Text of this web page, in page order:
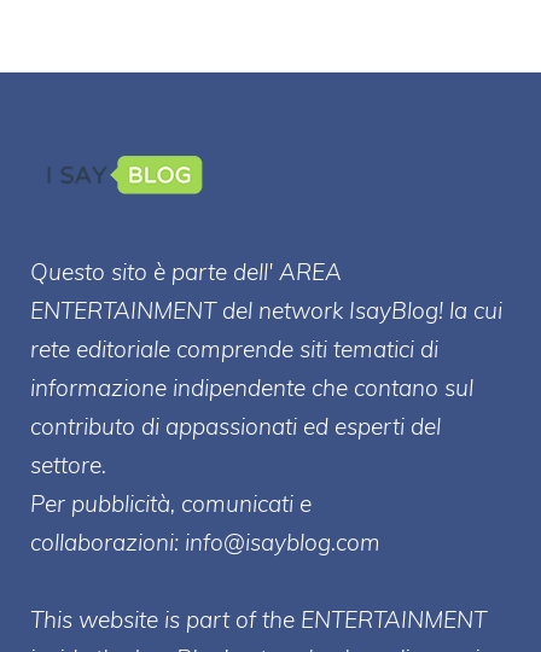
Questo sito è parte dell' AREA
ENTERTAINMENT del network IsayBlog! la cui
rete editoriale comprende siti tematici di
informazione indipendente che contano sul
contributo di appassionati ed esperti del
settore.
Per pubblicità, comunicati e
collaborazioni: info@isayblog.com
This website is part of the ENTERTAINMENT